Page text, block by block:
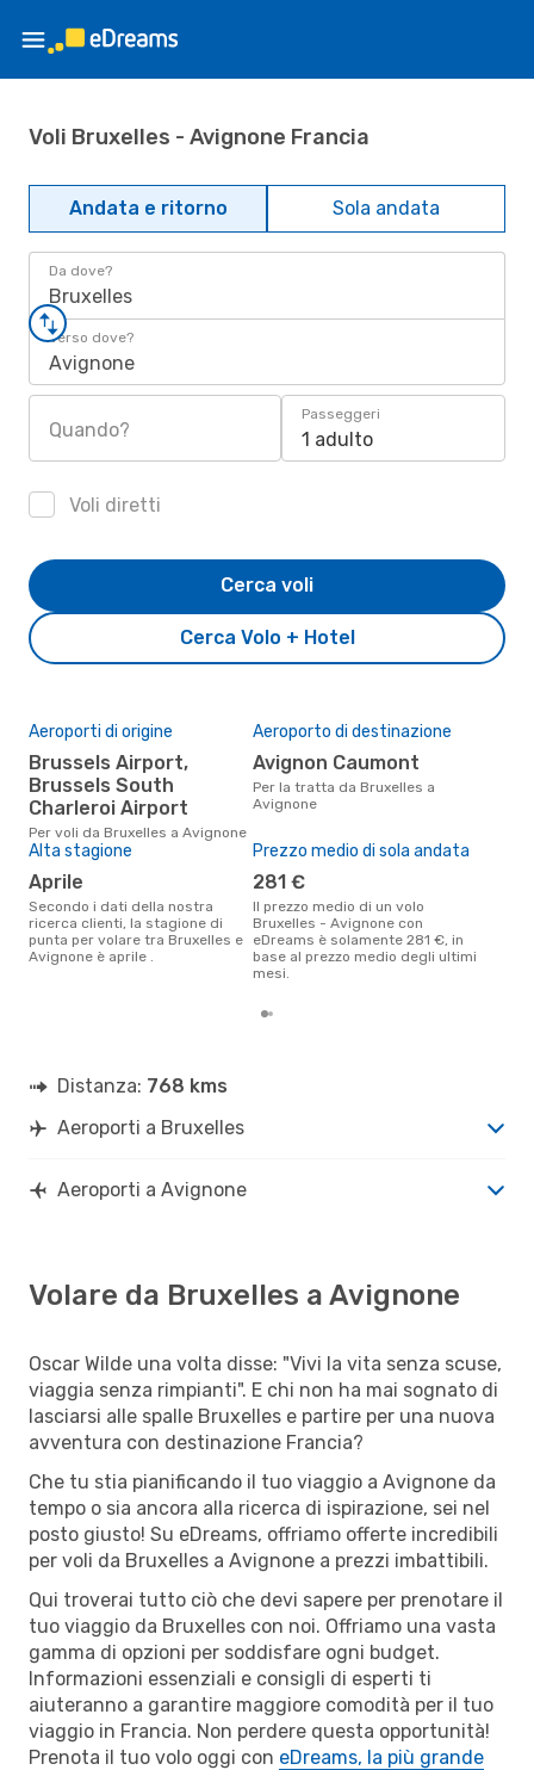
Voli Bruxelles - Avignone Francia
Andata e ritorno Sola andata
Da dove?
Bruxelles
Verso dove?
Avignone
Quando?
Passeggeri
1 adulto
Voli diretti
Cerca Volo + Hotel
Cerca voli
Aeroporti di origine
Brussels Airport,
Brussels South
Charleroi Airport
Per voli da Bruxelles a Avignone
Aeroporto di destinazione
Avignon Caumont
Per la tratta da Bruxelles a
Avignone
Alta stagione
aprile
Secondo i dati della nostra
ricerca clienti, la stagione di
punta per volare tra Bruxelles e
Avignone è aprile .
Prezzo medio di sola andata
281 €
Il prezzo medio di un volo
Bruxelles - Avignone con
eDreams è solamente 281 €, in
base al prezzo medio degli ultimi
mesi.
Distanza: 768 kms
Aeroporti a Bruxelles
Aeroporti a Avignone
Volare da Bruxelles a Avignone
Oscar Wilde una volta disse: "Vivi la vita senza scuse,
viaggia senza rimpianti". E chi non ha mai sognato di
lasciarsi alle spalle Bruxelles e partire per una nuova
avventura con destinazione Francia?
Che tu stia pianificando il tuo viaggio a Avignone da
tempo o sia ancora alla ricerca di ispirazione, sei nel
posto giusto! Su eDreams, offriamo offerte incredibili
per voli da Bruxelles a Avignone a prezzi imbattibili.
Qui troverai tutto ciò che devi sapere per prenotare il
tuo viaggio da Bruxelles con noi. Offriamo una vasta
gamma di opzioni per soddisfare ogni budget.
Informazioni essenziali e consigli di esperti ti
aiuteranno a garantire maggiore comodità per il tuo
viaggio in Francia. Non perdere questa opportunità!
Prenota il tuo volo oggi con eDreams, la più grande